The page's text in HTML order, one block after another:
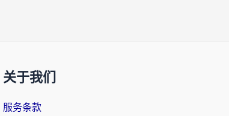
关于我们
服务条款